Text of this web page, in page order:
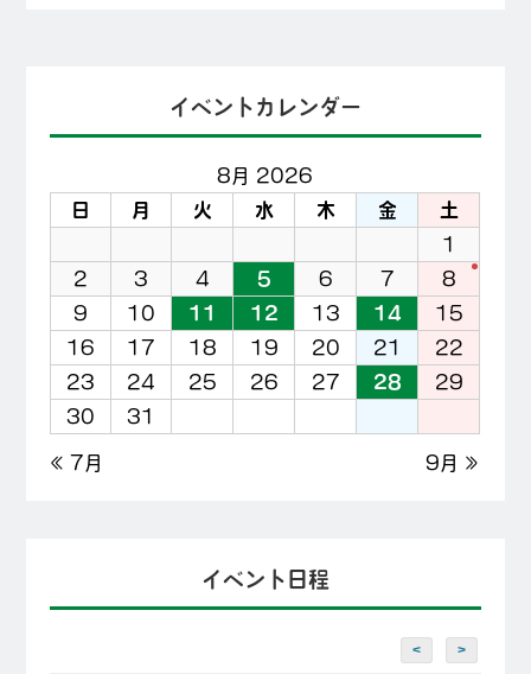
イベントカレンダー
8月 2026
日
月 火 水 木 金
土
1
2
3 4 5 6 7
8
9
10 11 12 13 14
15
16
17 18 19 20 21
22
23
24 25 26 27 28
29
30
31
« 7月 9月 »
イベント日程
< >